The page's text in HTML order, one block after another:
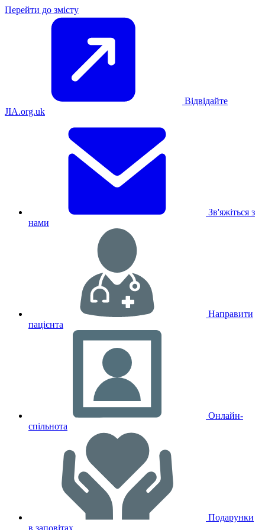
Перейти до змісту
Відвідайте
JIA.org.uk
Зв'яжіться з
нами
Направити
пацієнта
Онлайн-
спільнота
Подарунки
в заповітах